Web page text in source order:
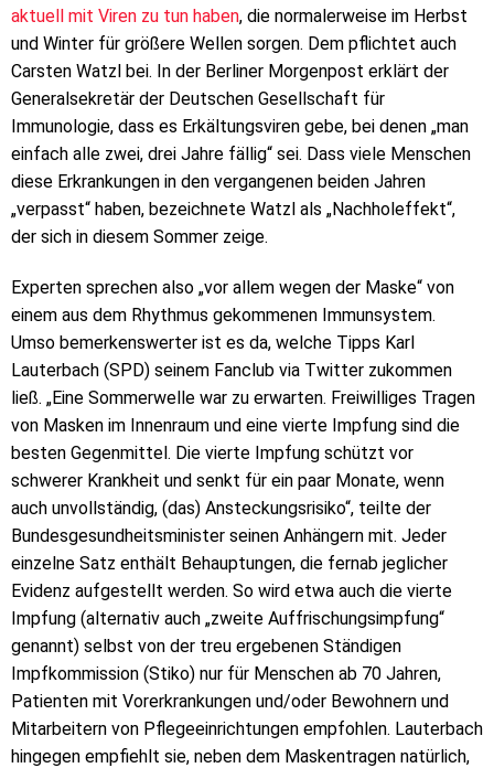
aktuell mit Viren zu tun haben, die normalerweise im Herbst
und Winter für größere Wellen sorgen. Dem pflichtet auch
Carsten Watzl bei. In der Berliner Morgenpost erklärt der
Generalsekretär der Deutschen Gesellschaft für
Immunologie, dass es Erkältungsviren gebe, bei denen „man
einfach alle zwei, drei Jahre fällig“ sei. Dass viele Menschen
diese Erkrankungen in den vergangenen beiden Jahren
„verpasst“ haben, bezeichnete Watzl als „Nachholeffekt“,
der sich in diesem Sommer zeige.
Experten sprechen also „vor allem wegen der Maske“ von
einem aus dem Rhythmus gekommenen Immunsystem.
Umso bemerkenswerter ist es da, welche Tipps Karl
Lauterbach (SPD) seinem Fanclub via Twitter zukommen
ließ. „Eine Sommerwelle war zu erwarten. Freiwilliges Tragen
von Masken im Innenraum und eine vierte Impfung sind die
besten Gegenmittel. Die vierte Impfung schützt vor
schwerer Krankheit und senkt für ein paar Monate, wenn
auch unvollständig, (das) Ansteckungsrisiko“, teilte der
Bundesgesundheitsminister seinen Anhängern mit. Jeder
einzelne Satz enthält Behauptungen, die fernab jeglicher
Evidenz aufgestellt werden. So wird etwa auch die vierte
Impfung (alternativ auch „zweite Auffrischungsimpfung“
genannt) selbst von der treu ergebenen Ständigen
Impfkommission (Stiko) nur für Menschen ab 70 Jahren,
Patienten mit Vorerkrankungen und/oder Bewohnern und
Mitarbeitern von Pflegeeinrichtungen empfohlen. Lauterbach
hingegen empfiehlt sie, neben dem Maskentragen natürlich,